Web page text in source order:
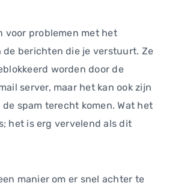
voor problemen met het
de berichten die je verstuurt. Ze
worden door de
server, maar het kan ook zijn
spam terecht komen. Wat het
het is erg vervelend als dit
manier om er snel achter te